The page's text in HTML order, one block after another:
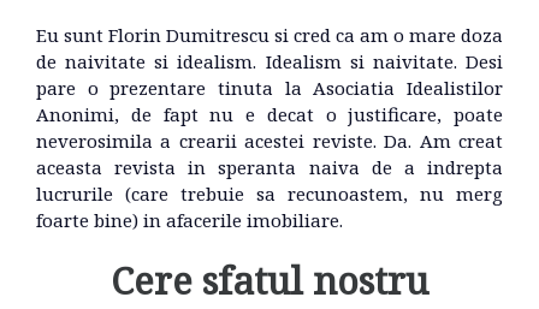
Eu sunt Florin Dumitrescu si cred ca am o mare doza
de naivitate si idealism. Idealism si naivitate. Desi
pare o prezentare tinuta la Asociatia Idealistilor
Anonimi, de fapt nu e decat o justificare, poate
neverosimila a crearii acestei reviste. Da. Am creat
aceasta revista in speranta naiva de a indrepta
lucrurile (care trebuie sa recunoastem, nu merg
foarte bine) in afacerile imobiliare.
Cere sfatul nostru